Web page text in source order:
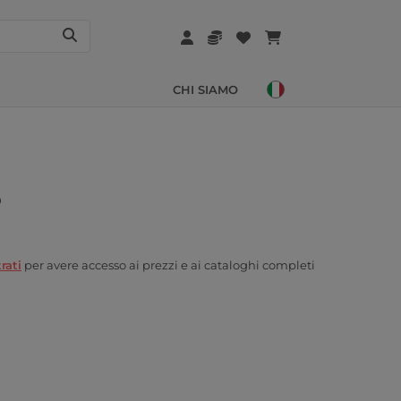
CHI SIAMO
per avere accesso ai prezzi e ai cataloghi completi